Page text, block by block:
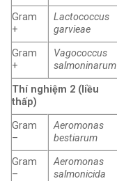
Gram
+
Lactococcus
garvieae
Gram
+
Vagococcus
salmoninarum
Thí nghiệm 2 (liều
thấp)
Gram
–
Aeromonas
bestiarum
Gram
–
Aeromonas
salmonicida